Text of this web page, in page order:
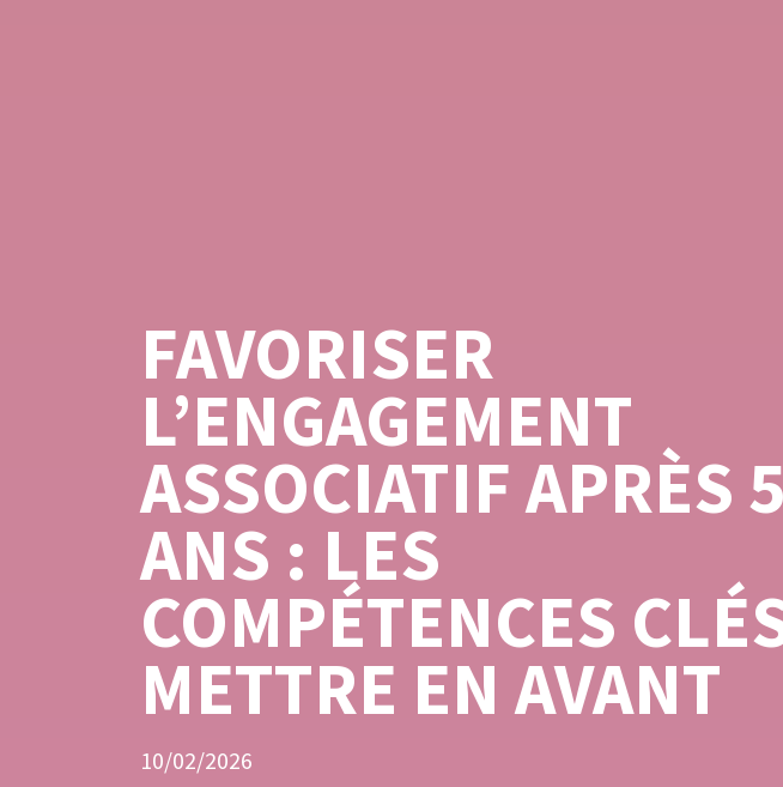
FAVORISER
L’ENGAGEMENT
ASSOCIATIF APRÈS
ANS : LES
COMPÉTENCES
METTRE EN AVANT
10/02/2026